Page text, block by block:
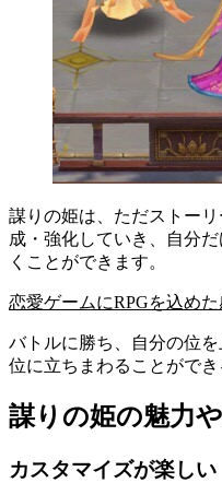
謀りの姫は、ただストーリ
成・強化していき、自分
く ことができます。
恋愛ゲームにRPGを込め
バトルに勝ち、自分の位
位に立ちまわることがで
謀りの姫の魅力
カスタマイズが楽しい